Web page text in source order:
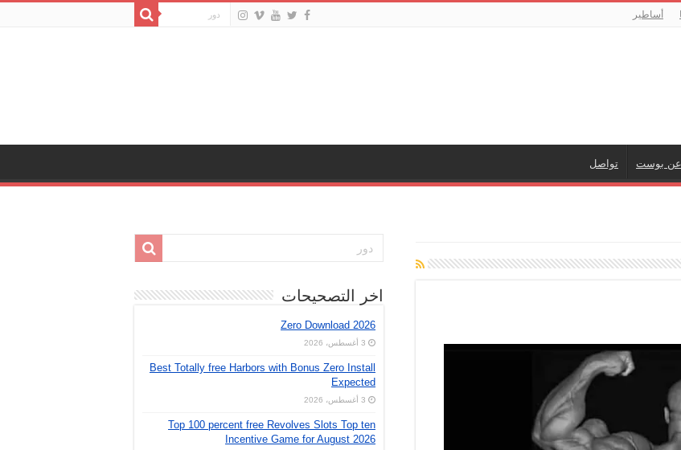
أساطير
عن بوست تواصل
اخر التصحيحات
Zero Download 2026
3 أغسطس، 2026
Best Totally free Harbors with Bonus Zero Install
Expected
3 أغسطس، 2026
Top 100 percent free Revolves Slots Top ten
Incentive Game for August 2026